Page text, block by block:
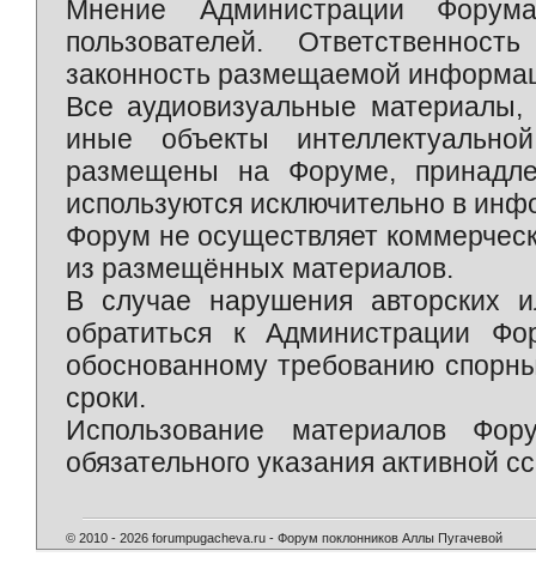
Мнение Администрации
пользователей.
законность размещаемой
Все аудиовизуальные
иные объекты
размещены на Форуме,
используются исключительно в
Форум не осуществляет
из размещённых материалов.
В случае нарушения авторских
обратиться к Администрации
обоснованному требованию
сроки.
Использование материалов
обязательного указания активной
© 2010 - 2026 forumpugacheva.ru - Форум поклонников Аллы Пугачевой